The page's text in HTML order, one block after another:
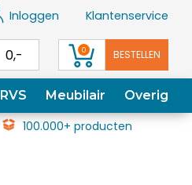
Inloggen Klantenservice
0,- 0 BESTELLEN
RVS Meubilair Overig
100.000+ producten